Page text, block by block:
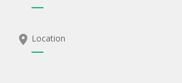
Location